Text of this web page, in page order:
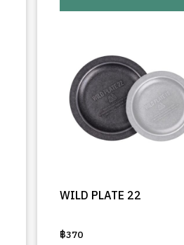
WILD PLATE 22
฿370